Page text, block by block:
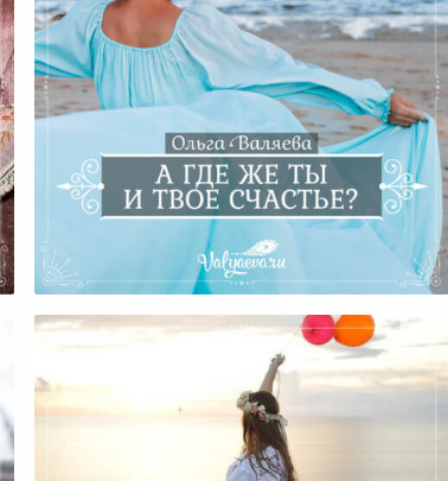
А Где Же Ты И Твое Счастье?